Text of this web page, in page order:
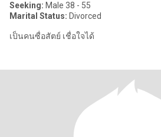
Seeking: Male 38 - 55
Marital Status: Divorced
เป็นคนซื่อสัตย์ เชื่อใจได้